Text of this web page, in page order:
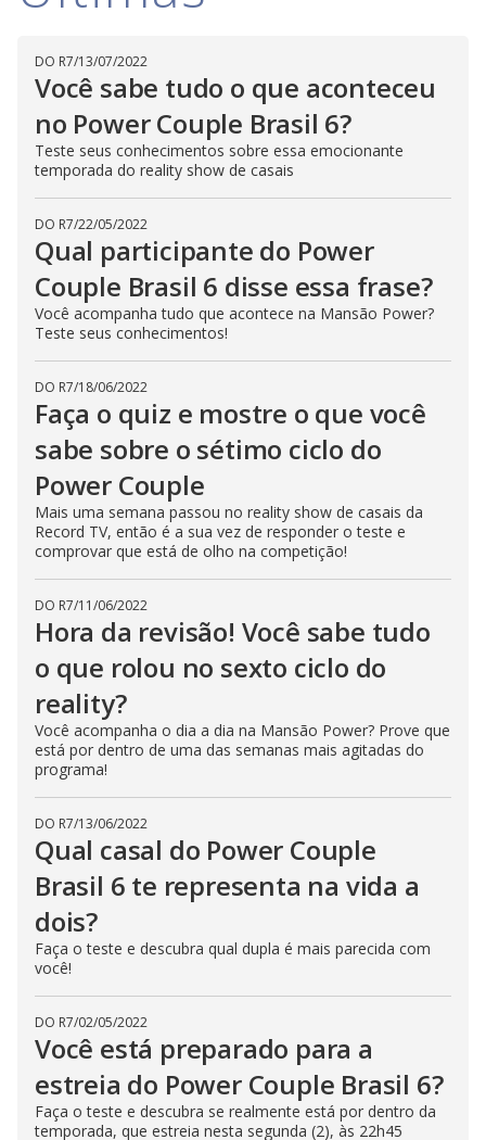
DO R7/13/07/2022
Você sabe tudo o que aconteceu
no Power Couple Brasil 6?
Teste seus conhecimentos sobre essa emocionante
temporada do reality show de casais
DO R7/22/05/2022
Qual participante do Power
Couple Brasil 6 disse essa frase?
Você acompanha tudo que acontece na Mansão Power?
Teste seus conhecimentos!
DO R7/18/06/2022
Faça o quiz e mostre o que você
sabe sobre o sétimo ciclo do
Power Couple
Mais uma semana passou no reality show de casais da
Record TV, então é a sua vez de responder o teste e
comprovar que está de olho na competição!
DO R7/11/06/2022
Hora da revisão! Você sabe tudo
o que rolou no sexto ciclo do
reality?
Você acompanha o dia a dia na Mansão Power? Prove que
está por dentro de uma das semanas mais agitadas do
programa!
DO R7/13/06/2022
Qual casal do Power Couple
Brasil 6 te representa na vida a
dois?
Faça o teste e descubra qual dupla é mais parecida com
você!
DO R7/02/05/2022
Você está preparado para a
estreia do Power Couple Brasil 6?
Faça o teste e descubra se realmente está por dentro da
temporada, que estreia nesta segunda (2), às 22h45